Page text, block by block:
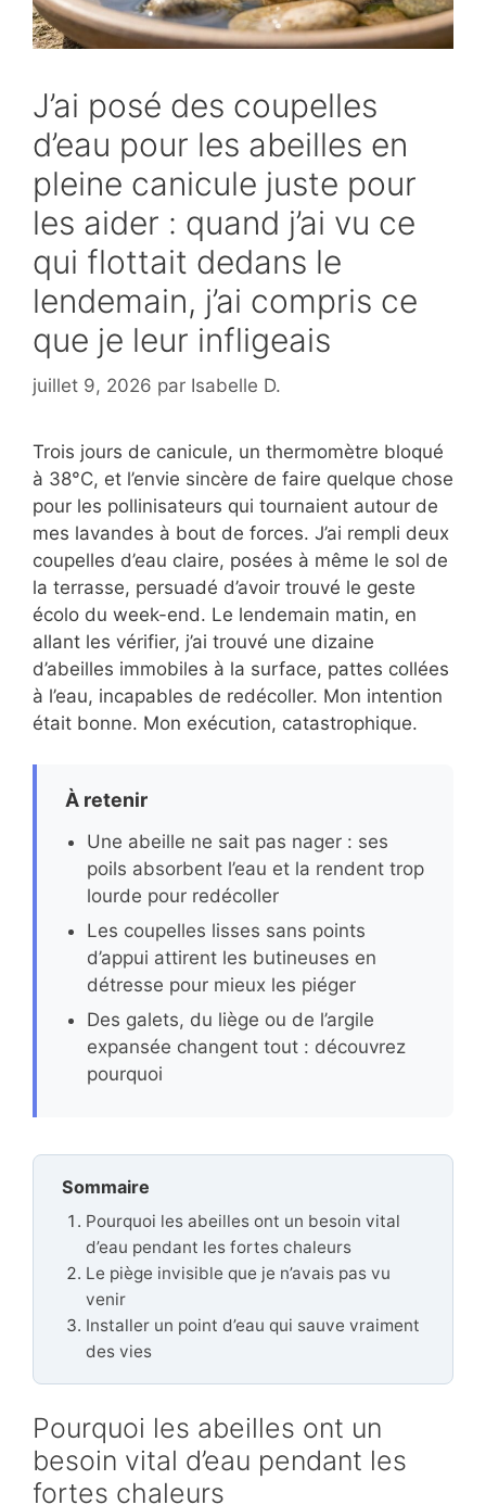
J’ai posé des coupelles
d’eau pour les abeilles en
pleine canicule juste pour
les aider : quand j’ai vu ce
qui flottait dedans le
lendemain, j’ai compris ce
que je leur infligeais
juillet 9, 2026 par Isabelle D.
Trois jours de canicule, un thermomètre bloqué
à 38°C, et l’envie sincère de faire quelque chose
pour les pollinisateurs qui tournaient autour de
mes lavandes à bout de forces. J’ai rempli deux
coupelles d’eau claire, posées à même le sol de
la terrasse, persuadé d’avoir trouvé le geste
écolo du week-end. Le lendemain matin, en
allant les vérifier, j’ai trouvé une dizaine
d’abeilles immobiles à la surface, pattes collées
à l’eau, incapables de redécoller. Mon intention
était bonne. Mon exécution, catastrophique.
À retenir
Une abeille ne sait pas nager : ses
poils absorbent l’eau et la rendent trop
lourde pour redécoller
Les coupelles lisses sans points
d’appui attirent les butineuses en
détresse pour mieux les piéger
Des galets, du liège ou de l’argile
expansée changent tout : découvrez
pourquoi
Sommaire
Pourquoi les abeilles ont un besoin vital
d’eau pendant les fortes chaleurs
Le piège invisible que je n’avais pas vu
venir
Installer un point d’eau qui sauve vraiment
des vies
Pourquoi les abeilles ont un
besoin vital d’eau pendant les
fortes chaleurs